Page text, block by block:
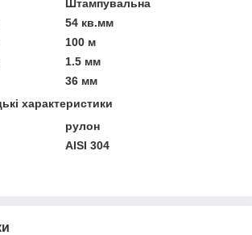
Штампувальна
54 кв.мм
100 м
1.5 мм
36 мм
характеристики
рулон
AISI 304